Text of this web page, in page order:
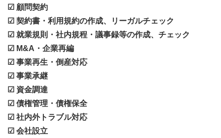
☑ 顧問契約
☑ 契約書・利用規約の作成、リーガルチェック
☑ 就業規則・社内規程・議事録等の作成、チェック
☑ M&A・企業再編
☑ 事業再生・倒産対応
☑ 事業承継
☑ 資金調達
☑ 債権管理・債権保全
☑ 社内外トラブル対応
☑ 会社設立